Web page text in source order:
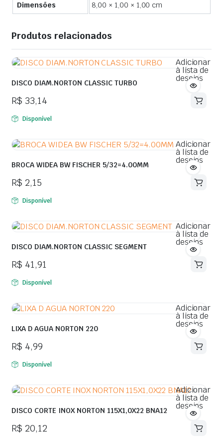
Dimensões 8,00 × 1,00 × 1,00 cm
Produtos relacionados
Adicionar
à lista de
desejos
DISCO DIAM.NORTON CLASSIC TURBO
R$ 33,14
Disponível
Adicionar
à lista de
desejos
BROCA WIDEA BW FISCHER 5/32=4.00MM
R$ 2,15
Disponível
Adicionar
à lista de
desejos
DISCO DIAM.NORTON CLASSIC SEGMENT
R$ 41,91
Disponível
Adicionar
à lista de
desejos
LIXA D AGUA NORTON 220
R$ 4,99
Disponível
Adicionar
à lista de
desejos
DISCO CORTE INOX NORTON 115X1,0X22 BNA12
R$ 20,12